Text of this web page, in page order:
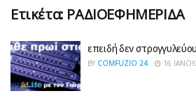
Ετικέτα: ΡΑΔΙΟΕΦΗΜΕΡΙΔΑ
επειδή δεν
BY COMFUZIO 24 16